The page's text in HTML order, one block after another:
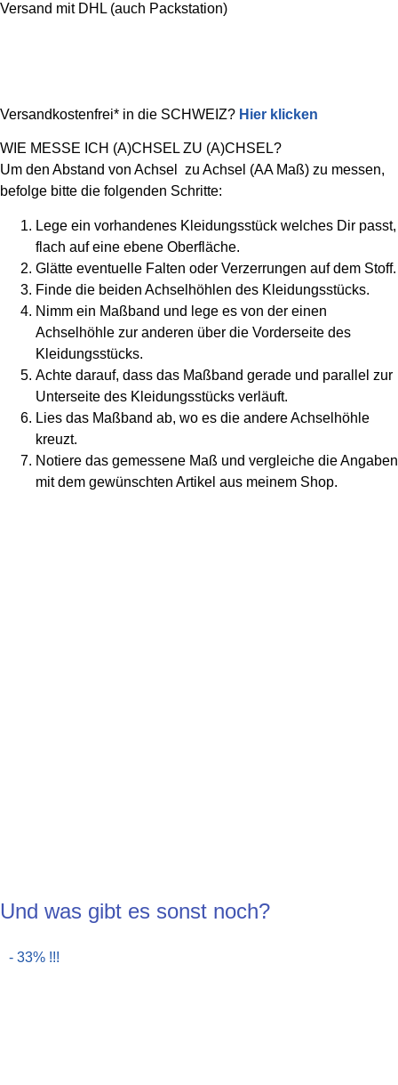
Versand mit DHL (auch Packstation)
Versandkostenfrei* in die SCHWEIZ? Hier klicken
WIE MESSE ICH (A)CHSEL ZU (A)CHSEL?
Um den Abstand von Achsel zu Achsel (AA Maß) zu messen,
befolge bitte die folgenden Schritte:
Lege ein vorhandenes Kleidungsstück welches Dir passt,
flach auf eine ebene Oberfläche.
Glätte eventuelle Falten oder Verzerrungen auf dem Stoff.
Finde die beiden Achselhöhlen des Kleidungsstücks.
Nimm ein Maßband und lege es von der einen
Achselhöhle zur anderen über die Vorderseite des
Kleidungsstücks.
Achte darauf, dass das Maßband gerade und parallel zur
Unterseite des Kleidungsstücks verläuft.
Lies das Maßband ab, wo es die andere Achselhöhle
kreuzt.
Notiere das gemessene Maß und vergleiche die Angaben
mit dem gewünschten Artikel aus meinem Shop.
Und was gibt es sonst noch?
- 33% !!!